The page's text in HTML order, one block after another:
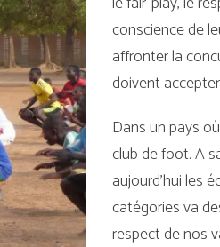
conscience de
affronter la
doivent
Dans un pays
club de foot. A
aujourd’hui les
catégories va
respect de nos